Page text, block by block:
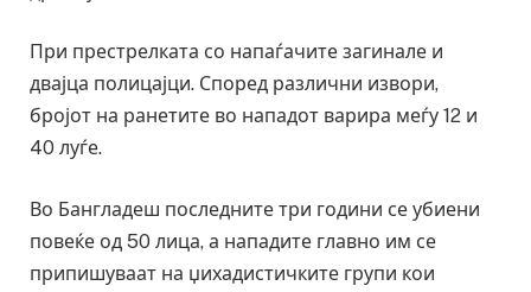
При престрелката со напаѓачите загинале и
двајца полицајци. Според различни извори,
бројот на ранетите во нападот варира меѓу 12 и
40 луѓе.
Во Бангладеш последните три години се убиени
повеќе од 50 лица, а нападите главно им се
припишуваат на џихадистичките групи кои